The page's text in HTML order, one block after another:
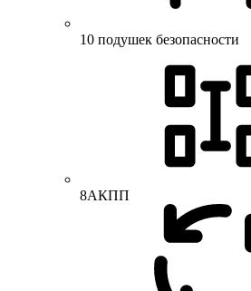
10 подушек безопасности
8АКПП